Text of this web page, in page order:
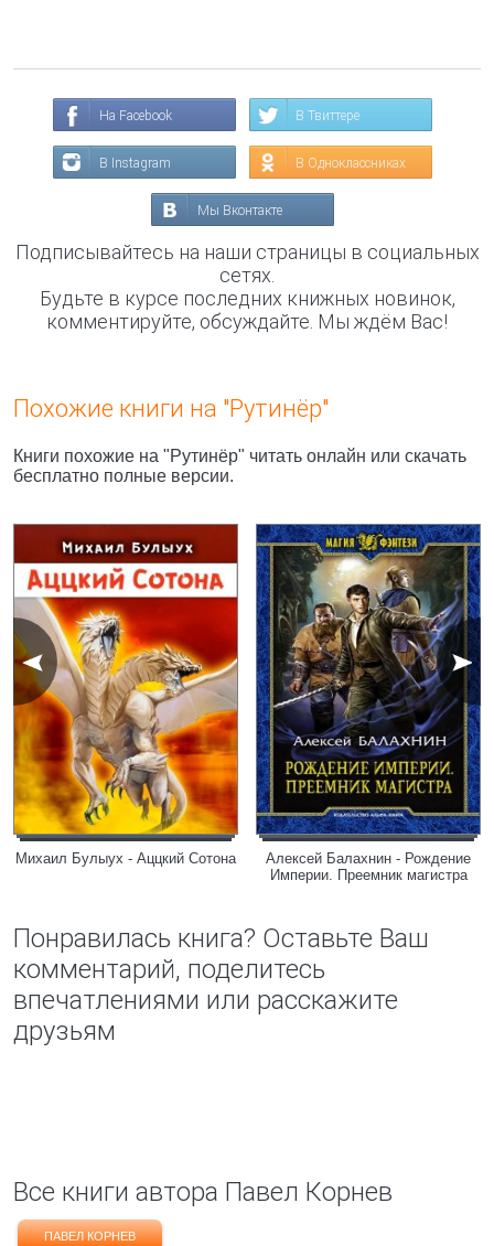
На Facebook В Твиттере
В Instagram В Одноклассниках
Мы Вконтакте
Подписывайтесь на наши страницы в социальных
сетях.
Будьте в курсе последних книжных новинок,
комментируйте, обсуждайте. Мы ждём Вас!
Похожие книги на "Рутинёр"
Книги похожие на "Рутинёр" читать онлайн или скачать
бесплатно полные версии.
Михаил Булыух - Аццкий Сотона
Алексей Балахнин - Рождение
Империи. Преемник магистра
Понравилась книга? Оставьте Ваш
комментарий, поделитесь
впечатлениями или расскажите
друзьям
Все книги автора Павел Корнев
ПАВЕЛ КОРНЕВ